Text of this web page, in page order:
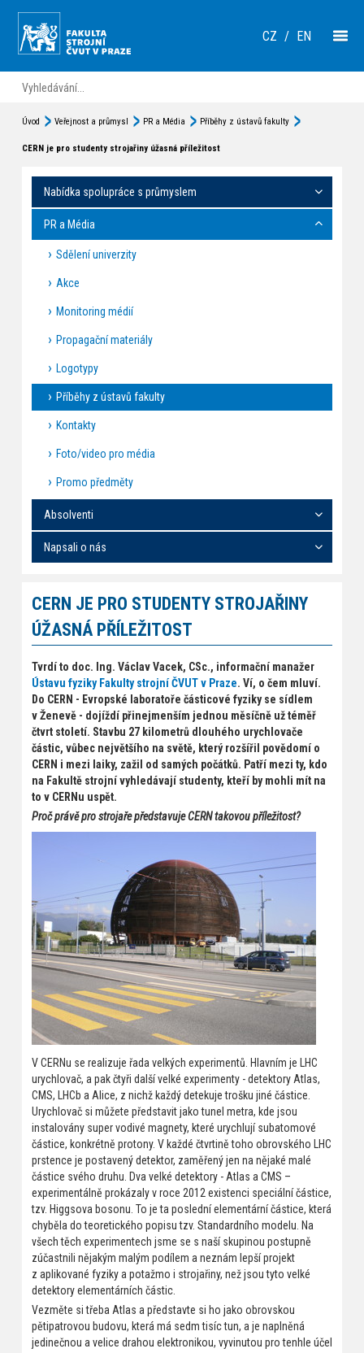
CZ / EN
Úvod Veřejnost a průmysl PR a Média Příběhy z ústavů fakulty
CERN je pro studenty strojařiny úžasná příležitost
Nabídka spolupráce s průmyslem
PR a Média
Sdělení univerzity
Akce
Monitoring médií
Propagační materiály
Logotypy
Příběhy z ústavů fakulty
Kontakty
Foto/video pro média
Promo předměty
Absolventi
Napsali o nás
CERN JE PRO STUDENTY STROJAŘINY
ÚŽASNÁ PŘÍLEŽITOST
Tvrdí to doc. Ing. Václav Vacek, CSc., informační manažer
Ústavu fyziky Fakulty strojní ČVUT v Praze. Ví, o čem mluví.
Do CERN - Evropské laboratoře částicové fyziky se sídlem
v Ženevě - dojíždí přinejmenším jednou měsíčně už téměř
čtvrt století. Stavbu 27 kilometrů dlouhého urychlovače
částic, vůbec největšího na světě, který rozšířil povědomí o
CERN i mezi laiky, zažil od samých počátků. Patří mezi ty, kdo
na Fakultě strojní vyhledávají studenty, kteří by mohli mít na
to v CERNu uspět.
Proč právě pro strojaře představuje CERN takovou příležitost?
V CERNu se realizuje řada velkých experimentů. Hlavním je LHC
urychlovač, a pak čtyři další velké experimenty - detektory Atlas,
CMS, LHCb a Alice, z nichž každý detekuje trošku jiné částice.
Urychlovač si můžete představit jako tunel metra, kde jsou
instalovány super vodivé magnety, které urychlují subatomové
částice, konkrétně protony. V každé čtvrtině toho obrovského LHC
prstence je postavený detektor, zaměřený jen na nějaké malé
částice svého druhu. Dva velké detektory - Atlas a CMS –
experimentálně prokázaly v roce 2012 existenci speciální částice,
tzv. Higgsova bosonu. To je ta poslední elementární částice, která
chyběla do teoretického popisu tzv. Standardního modelu. Na
všech těch experimentech jsme se s naší skupinou postupně
zúčastnili nějakým malým podílem a neznám lepší projekt
z aplikované fyziky a potažmo i strojařiny, než jsou tyto velké
detektory elementárních částic.
Vezměte si třeba Atlas a představte si ho jako obrovskou
pětipatrovou budovu, která má sedm tisíc tun, a je naplněná
jedinečnou a velice drahou elektronikou, vyvinutou pro tenhle účel